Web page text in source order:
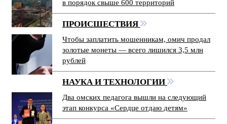
в порядок свыше 600 территорий
ПРОИСШЕСТВИЯ
Чтобы заплатить мошенникам, омич продал
золотые монеты — всего лишился 3,5 млн
рублей
НАУКА И ТЕХНОЛОГИИ
Два омских педагога вышли на следующий
этап конкурса «Сердце отдаю детям»